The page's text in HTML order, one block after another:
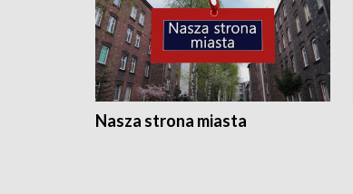
Nasza strona miasta